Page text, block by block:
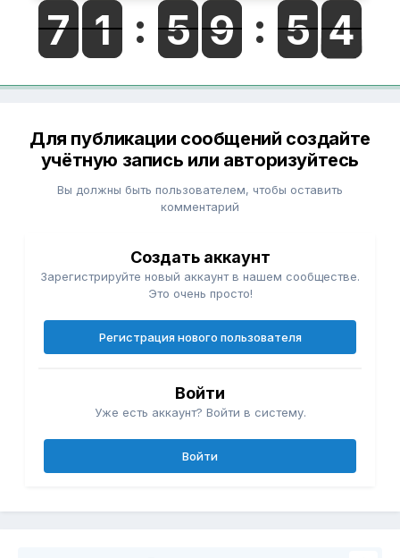
Для публикации сообщений создайте
учётную запись или авторизуйтесь
Вы должны быть пользователем, чтобы оставить
комментарий
Создать аккаунт
Зарегистрируйте новый аккаунт в нашем сообществе.
Это очень просто!
Регистрация нового пользователя
Войти
Уже есть аккаунт? Войти в систему.
Войти